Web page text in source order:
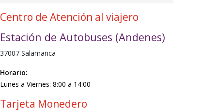
Centro de Atención al viajero
Estación de Autobuses (Andenes)
37007 Salamanca
Horario:
Lunes a Viernes: 8:00 a 14:00
Tarjeta Monedero